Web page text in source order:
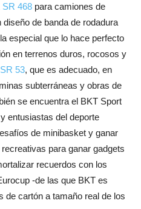
468 para camiones de
de banda de rodadura
especial que lo hace perfecto
en terrenos duros, rocosos y
53, que es adecuado, en
subterráneas y obras de
se encuentra el BKT Sport
entusiastas del deporte
de minibasket y ganar
para ganar gadgets
recuerdos con los
-de las que BKT es
de cartón a tamaño real de los